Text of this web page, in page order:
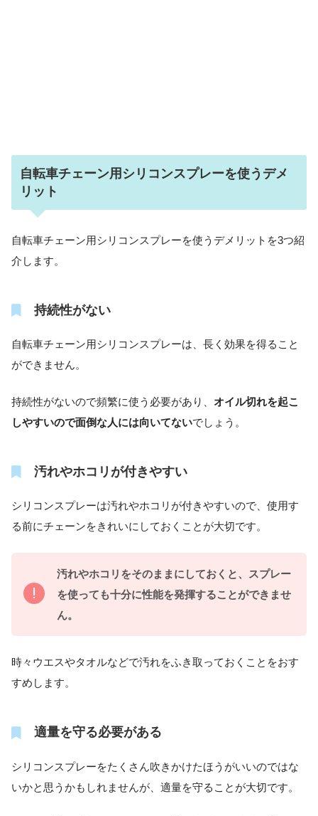
自転車チェーン用シリコンスプレーを使うデメ
リット
自転車チェーン用シリコンスプレーを使うデメリットを3つ紹
介します。
持続性がない
自転車チェーン用シリコンスプレーは、長く効果を得ること
ができません。
持続性がないので頻繁に使う必要があり、 オイル切れを起こ
しやすいので面倒な人には向いてないでしょう。
汚れやホコリが付きやすい
シリコンスプレーは汚れやホコリが付きやすいので、使用す
る前にチェーンをきれいにしておくことが大切です。
汚れやホコリをそのままにしておくと、スプレー
を使っても十分に性能を発揮することができませ
ん。
時々ウエスやタオルなどで汚れをふき取っておくことをおす
すめします。
適量を守る必要がある
シリコンスプレーをたくさん吹きかけたほうがいいのではな
いかと思うかもしれませんが、適量を守ることが大切です。